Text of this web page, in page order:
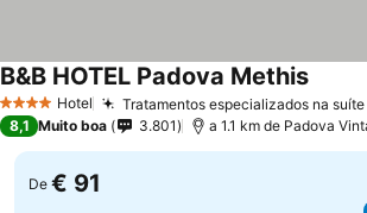
4 EstrelasHotel Tratamentos especializados na suíte
B&B HOTEL Padova Methis
8,1 Muito boa 3.801 a 1.1 km de Padova
De € 91